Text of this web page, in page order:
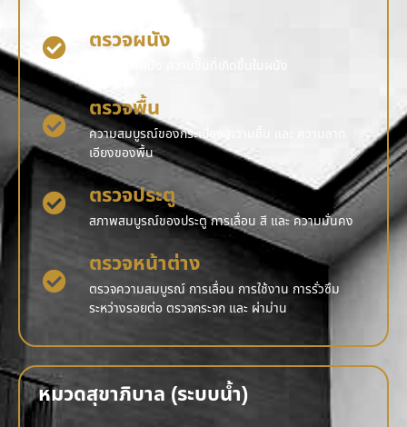
ตรวจผนัง
ตรวจพื้น
ความสมบูรณ์ของกระเบื้อง ความชื้น และ ความลาด
เอียงของพื้น
ตรวจประตู
สภาพสมบูรณ์ของประตู การเลื่อน สี และ ความมั่นคง
ตรวจหน้าต่าง
ตรวจความสมบูรณ์ การเลื่อน การใช้งาน การรั่วซึม
ระหว่างรอยต่อ ตรวจกระจก และ ผ่าม่าน
หมวดสุขาภิบาล (ระบบน้ำ)